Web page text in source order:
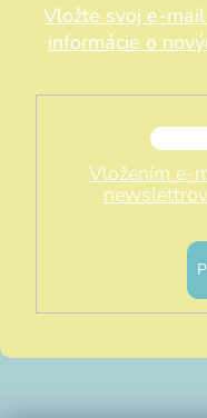
Vložte svoj e-
informácie o
Vložením e-